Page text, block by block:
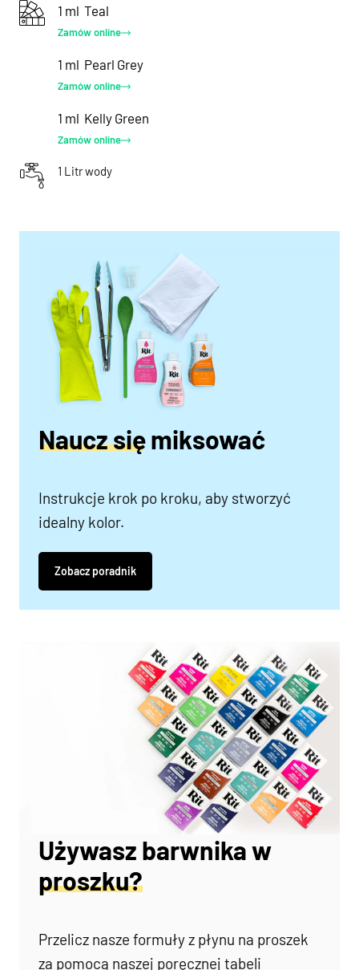
1 ml Teal
Zamów online
1 ml Pearl Grey
Zamów online
1 ml Kelly Green
Zamów online
1 Litr wody
Naucz się miksować
Instrukcje krok po kroku, aby stworzyć
idealny kolor.
Zobacz poradnik
Używasz barwnika w
proszku?
Przelicz nasze formuły z płynu na proszek
za pomocą naszej poręcznej tabeli